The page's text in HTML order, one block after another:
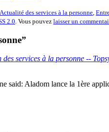
Actualité des services à la personne
2.0 . Vous pouvez laisser un
services à la personne --
Aladom lance la 1ère